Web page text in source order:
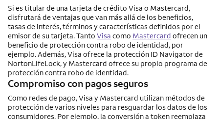
Si es titular de una tarjeta de crédito Visa o Mastercard,
disfrutará de ventajas que van más allá de los beneficios,
tasas de interés, términos y características definidos por el
emisor de su tarjeta. Tanto Visa como Mastercard ofrecen un
beneficio de protección contra robo de identidad, por
ejemplo. Además, Visa ofrece la protección ID Navigator de
NortonLifeLock, y Mastercard ofrece su propio programa de
protección contra robo de identidad.
Compromiso con pagos seguros
Como redes de pago, Visa y Mastercard utilizan métodos de
protección de varios niveles para resguardar los datos de los
consumidores. Por ejemplo, la conversión a token reemplaza